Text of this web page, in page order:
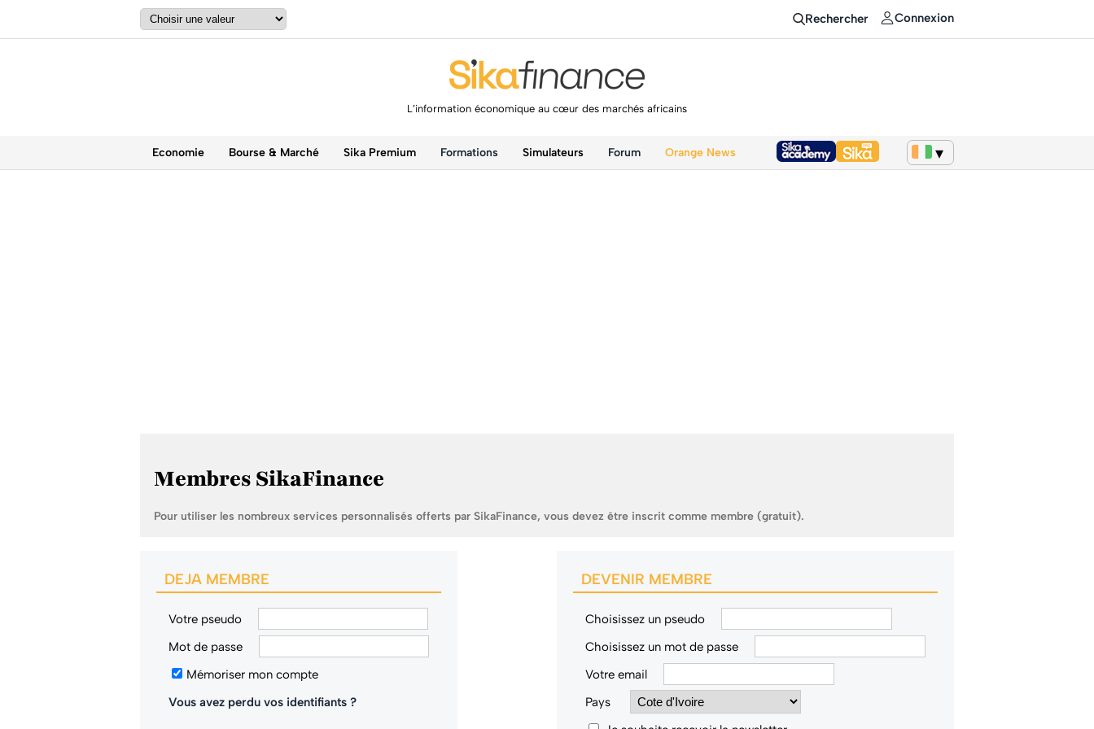
Rechercher Connexion
L’information économique au cœur des marchés africains
Economie Bourse & Marché Sika Premium Formations Simulateurs Forum Orange News
Membres SikaFinance
Pour utiliser les nombreux services personnalisés offerts par SikaFinance, vous devez être inscrit comme membre (gratuit).
DEJA MEMBRE
Votre pseudo
Mot de passe
Mémoriser mon compte
Vous avez perdu vos identifiants ?
DEVENIR MEMBRE
Choisissez un pseudo
Choisissez un mot de passe
Votre email
Pays